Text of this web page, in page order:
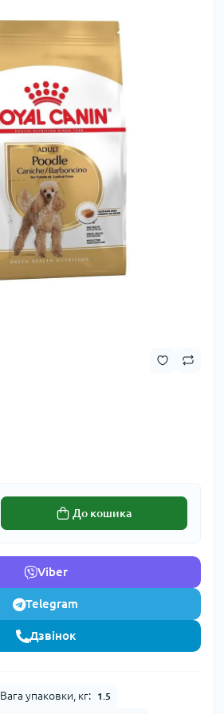
До кошика
Viber
Telegram
Дзвінок
Вага упаковки, кг: 1.5